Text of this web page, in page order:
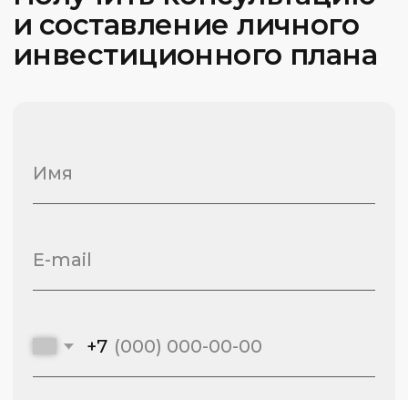
Скальпинг для начинающих
Популярные запросы